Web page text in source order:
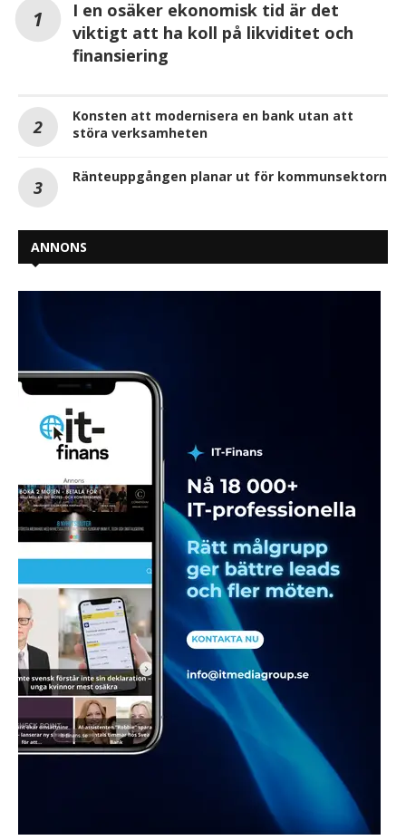
I en osäker ekonomisk tid är det
viktigt att ha koll på likviditet och
finansiering
Konsten att modernisera en bank utan att
störa verksamheten
Ränteuppgången planar ut för kommunsektorn
ANNONS